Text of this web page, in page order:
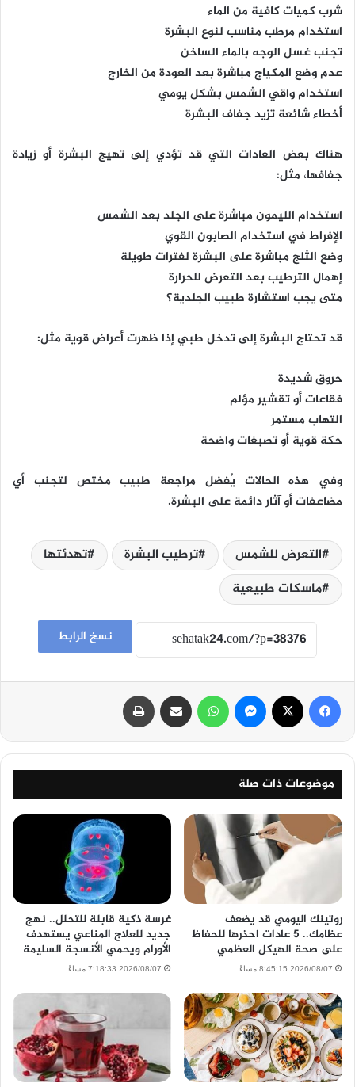
شرب كميات كافية من الماء
استخدام مرطب مناسب لنوع البشرة
تجنب غسل الوجه بالماء الساخن
عدم وضع المكياج مباشرة بعد العودة من الخارج
استخدام واقي الشمس بشكل يومي
أخطاء شائعة تزيد جفاف البشرة
هناك بعض العادات التي قد تؤدي إلى تهيج البشرة أو زيادة
جفافها، مثل:
استخدام الليمون مباشرة على الجلد بعد الشمس
الإفراط في استخدام الصابون القوي
وضع الثلج مباشرة على البشرة لفترات طويلة
إهمال الترطيب بعد التعرض للحرارة
متى يجب استشارة طبيب الجلدية؟
قد تحتاج البشرة إلى تدخل طبي إذا ظهرت أعراض قوية مثل:
حروق شديدة
فقاعات أو تقشير مؤلم
التهاب مستمر
حكة قوية أو تصبغات واضحة
وفي هذه الحالات يُفضل مراجعة طبيب مختص لتجنب أي
مضاعفات أو آثار دائمة على البشرة.
التعرض للشمس ترطيب البشرة
تهدئتها
ماسكات طبيعية
نسخ الرابط
فيسبوك ماسنجر واتساب مشاركة عبر البريد
موضوعات ذات صلة
روتينك اليومي قد يضعف
عظامك.. 5 عادات احذرها للحفاظ
على صحة الهيكل العظمي
2026/08/07 8:45:15 مساءً
غرسة ذكية قابلة للتحلل.. نهج
جديد للعلاج المناعي يستهدف
الأورام ويحمي الأنسجة السليمة
2026/08/07 7:18:33 مساءً